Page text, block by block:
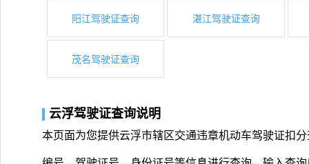
阳江驾驶证查询 湛江驾驶证查询
茂名驾驶证查询
云浮驾驶证查询说明
本页面为您提供云浮市辖区交通违章机动车驾驶证扣